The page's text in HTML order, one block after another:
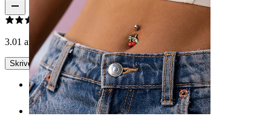
3.01 anmeldelser
Skrive en omtale
Rating